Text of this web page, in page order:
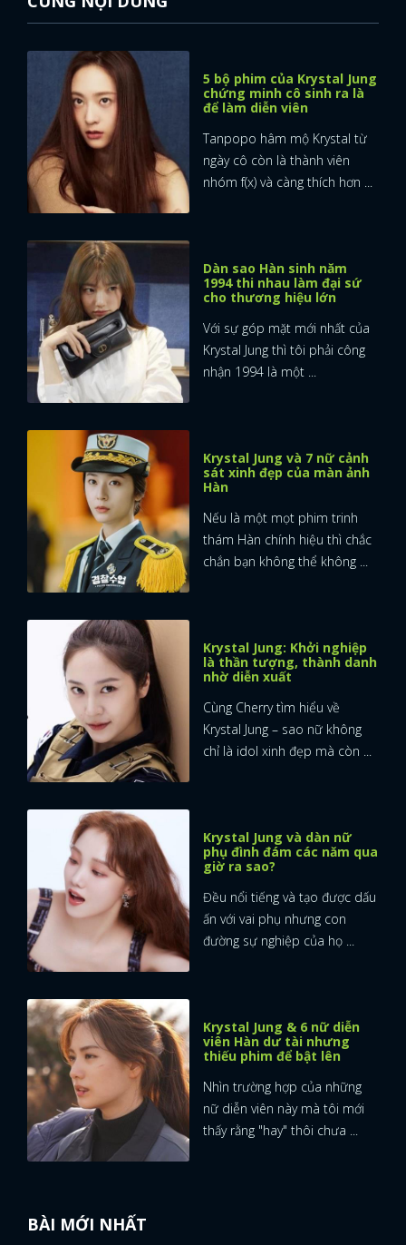
5 bộ phim của Krystal Jung
chứng minh cô sinh ra là
để làm diễn viên
Tanpopo hâm mộ Krystal từ
ngày cô còn là thành viên
nhóm f(x) và càng thích hơn ...
Dàn sao Hàn sinh năm
1994 thi nhau làm đại sứ
cho thương hiệu lớn
Với sự góp mặt mới nhất của
Krystal Jung thì tôi phải công
nhận 1994 là một ...
Krystal Jung và 7 nữ cảnh
sát xinh đẹp của màn ảnh
Hàn
Nếu là một mọt phim trinh
thám Hàn chính hiệu thì chắc
chắn bạn không thể không ...
Krystal Jung: Khởi nghiệp
là thần tượng, thành danh
nhờ diễn xuất
Cùng Cherry tìm hiểu về
Krystal Jung – sao nữ không
chỉ là idol xinh đẹp mà còn ...
Krystal Jung và dàn nữ
phụ đình đám các năm qua
giờ ra sao?
Đều nổi tiếng và tạo được dấu
ấn với vai phụ nhưng con
đường sự nghiệp của họ ...
Krystal Jung & 6 nữ diễn
viên Hàn dư tài nhưng
thiếu phim để bật lên
Nhìn trường hợp của những
nữ diễn viên này mà tôi mới
thấy rằng "hay" thôi chưa ...
BÀI MỚI NHẤT